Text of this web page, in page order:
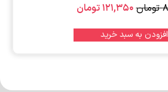
تومان۱۲۱,۳۵۰تومان
افزودن به سبد خرید